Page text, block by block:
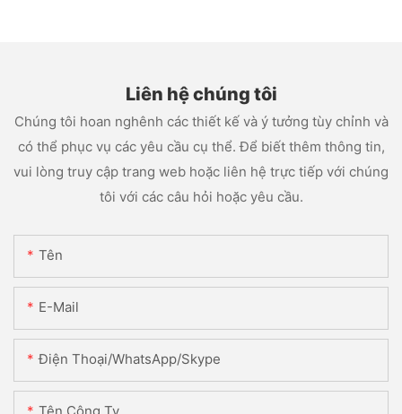
Liên hệ chúng tôi
Chúng tôi hoan nghênh các thiết kế và ý tưởng tùy chỉnh và
có thể phục vụ các yêu cầu cụ thể. Để biết thêm thông tin,
vui lòng truy cập trang web hoặc liên hệ trực tiếp với chúng
tôi với các câu hỏi hoặc yêu cầu.
Tên
E-Mail
Điện Thoại/WhatsApp/Skype